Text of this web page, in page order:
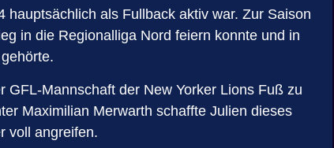
als Fullback aktiv war. Zur Saison
in die Regionalliga Nord feiern konnte und in
Mannschaft der New Yorker Lions Fuß zu
Maximilian Merwarth schaffte Julien dieses
voll angreifen.